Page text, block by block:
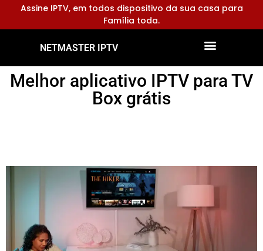
Assine IPTV, em todos dispositivo da sua casa para
Família toda.
NETMASTER IPTV
Melhor aplicativo IPTV para TV
Box grátis